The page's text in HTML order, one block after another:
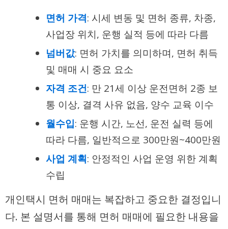
면허 가격: 시세 변동 및 면허 종류, 차종,
사업장 위치, 운행 실적 등에 따라 다름
넘버값: 면허 가치를 의미하며, 면허 취득
및 매매 시 중요 요소
자격 조건: 만 21세 이상 운전면허 2종 보
통 이상, 결격 사유 없음, 양수 교육 이수
월수입: 운행 시간, 노선, 운전 실력 등에
따라 다름, 일반적으로 300만원~400만원
사업 계획: 안정적인 사업 운영 위한 계획
수립
개인택시 면허 매매는 복잡하고 중요한 결정입니
다. 본 설명서를 통해 면허 매매에 필요한 내용을